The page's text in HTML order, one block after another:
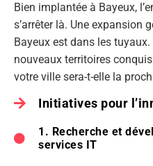
Bien implantée à Bayeux,
s’arrêter là. Une expansion
Bayeux est dans les
nouveaux territoires
votre ville sera-t-elle la
Initiatives pour
1. Recherche et
services IT